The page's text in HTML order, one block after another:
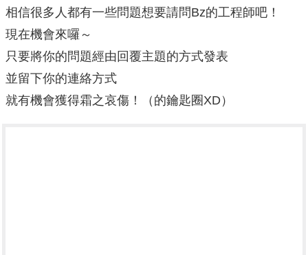
相信很多人都有一些問題想要請問Bz的工程師吧！
現在機會來囉～
只要將你的問題經由回覆主題的方式發表
並留下你的連絡方式
就有機會獲得霜之哀傷！（的鑰匙圈XD）